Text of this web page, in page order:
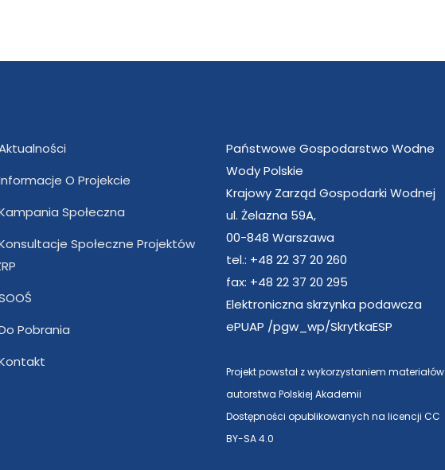
O Projekcie
Społeczna
Społeczne Projektów
Pobrania
Państwowe Gospodarstwo Wodne
Wody Polskie
Krajowy Zarząd Gospodarki Wodnej
ul. Żelazna 59A,
00-848 Warszawa
tel.: +48 22 37 20 260
fax: +48 22 37 20 295
Elektroniczna skrzynka podawcza
ePUAP /pgw_wp/SkrytkaESP
Projekt powstał z wykorzystaniem materiałów
autorstwa Polskiej Akademii
Dostępności opublikowanych na licencji CC
BY-SA 4.0